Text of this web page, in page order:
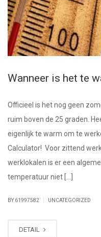
Wanneer is het te
Officieel is het nog geen
ruim boven de 25 graden.
eigenlijk te warm om te
Calculator! Voor zittend
werklokalen is er een
temperatuur niet […]
BY 61997582 UNCATEGORIZED
DETAIL